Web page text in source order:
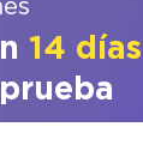
14 días